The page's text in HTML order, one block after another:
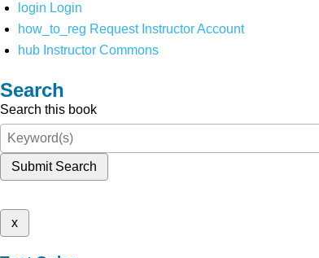
login Login
how_to_reg Request Instructor Account
hub Instructor Commons
Search
Search this book
Submit Search
x